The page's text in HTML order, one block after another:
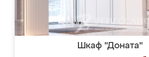
Шкаф "Доната"